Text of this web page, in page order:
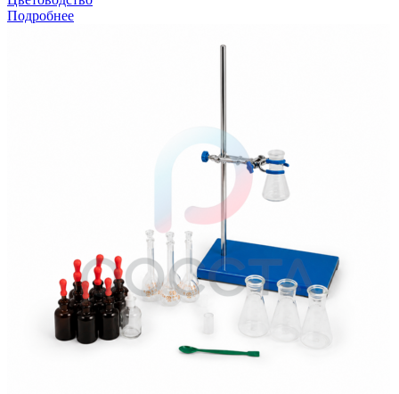
Подробнее